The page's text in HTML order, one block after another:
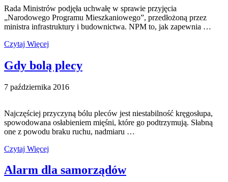
Rada Ministrów podjęła uchwałę w sprawie przyjęcia
„Narodowego Programu Mieszkaniowego”, przedłożoną przez
ministra infrastruktury i budownictwa. NPM to, jak zapewnia …
Czytaj Więcej
Gdy bolą plecy
7 października 2016
Najczęściej przyczyną bólu pleców jest niestabilność kręgosłupa,
spowodowana osłabieniem mięśni, które go podtrzymują. Słabną
one z powodu braku ruchu, nadmiaru …
Czytaj Więcej
Alarm dla samorządów